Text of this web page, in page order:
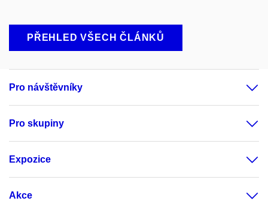
PŘEHLED VŠECH ČLÁNKŮ
Pro návštěvníky
Pro skupiny
Expozice
Akce